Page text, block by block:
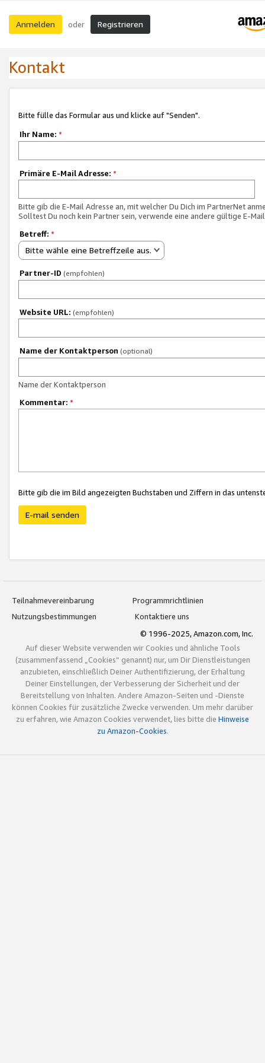
Anmelden oder Registrieren
Kontakt
Bitte fülle das Formular aus und klicke auf "Senden".
Ihr Name: *
Primäre E-Mail Adresse: *
Bitte gib die E-Mail Adresse an, mit welcher Du Dich im PartnerNet
Solltest Du noch kein Partner sein, verwende eine andere gültige E-
Betreff: *
Bitte wähle eine Betreffzeile aus.
Partner-ID (empfohlen)
Website URL: (empfohlen)
Name der Kontaktperson (optional)
Name der Kontaktperson
Kommentar: *
Bitte gib die im Bild angezeigten Buchstaben und Ziffern in das
E-mail senden
Teilnahmevereinbarung
Programmrichtlinien
Nutzungsbestimmungen
Kontaktiere uns
© 1996-2025, Amazon.com, Inc.
Auf dieser Website verwenden wir Cookies und ähnliche Tools
(zusammenfassend „Cookies“ genannt) nur, um Dir Dienstleistungen
anzubieten, einschließlich Deiner Authentifizierung, der Erhaltung
Deiner Einstellungen, der Verbesserung der Sicherheit und der
Bereitstellung von Inhalten. Andere Amazon-Seiten und -Dienste
können Cookies für zusätzliche Zwecke verwenden. Um mehr darüber
zu erfahren, wie Amazon Cookies verwendet, lies bitte die Hinweise
zu Amazon-Cookies.